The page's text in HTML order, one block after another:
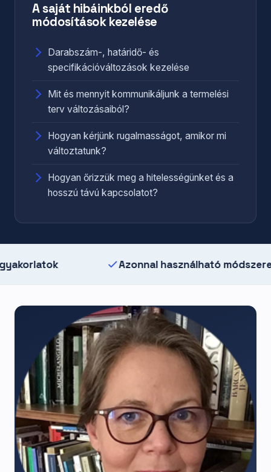
A saját hibáinkból eredő
módosítások kezelése
Darabszám-, határidő- és
specifikációváltozások kezelése
Mit és mennyit kommunikáljunk a termelési
terv változásaiból?
Hogyan kérjünk rugalmasságot, amikor mi
változtatunk?
Hogyan őrizzük meg a hitelességünket és a
hosszú távú kapcsolatot?
Azonnal használható módszerek